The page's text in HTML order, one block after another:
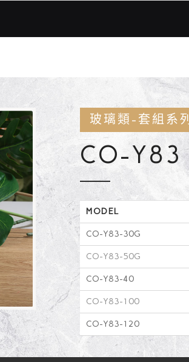
玻璃類-套組系列
CO-Y83
MODEL
CO-Y83-30G
CO-Y83-50G
CO-Y83-40
CO-Y83-100
CO-Y83-120